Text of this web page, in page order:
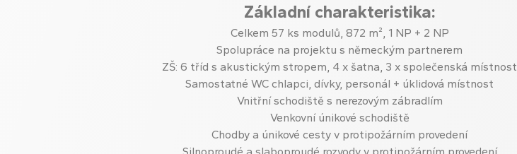
Základní charakteristika:
Celkem 57 ks modulů, 872 m², 1 NP + 2 NP
Spolupráce na projektu s německým partnerem
ZŠ: 6 tříd s akustickým stropem, 4 x šatna, 3 x společenská místnost
Samostatné WC chlapci, dívky, personál + úklidová místnost
Vnitřní schodiště s nerezovým zábradlím
Venkovní únikové schodiště
Chodby a únikové cesty v protipožárním provedení